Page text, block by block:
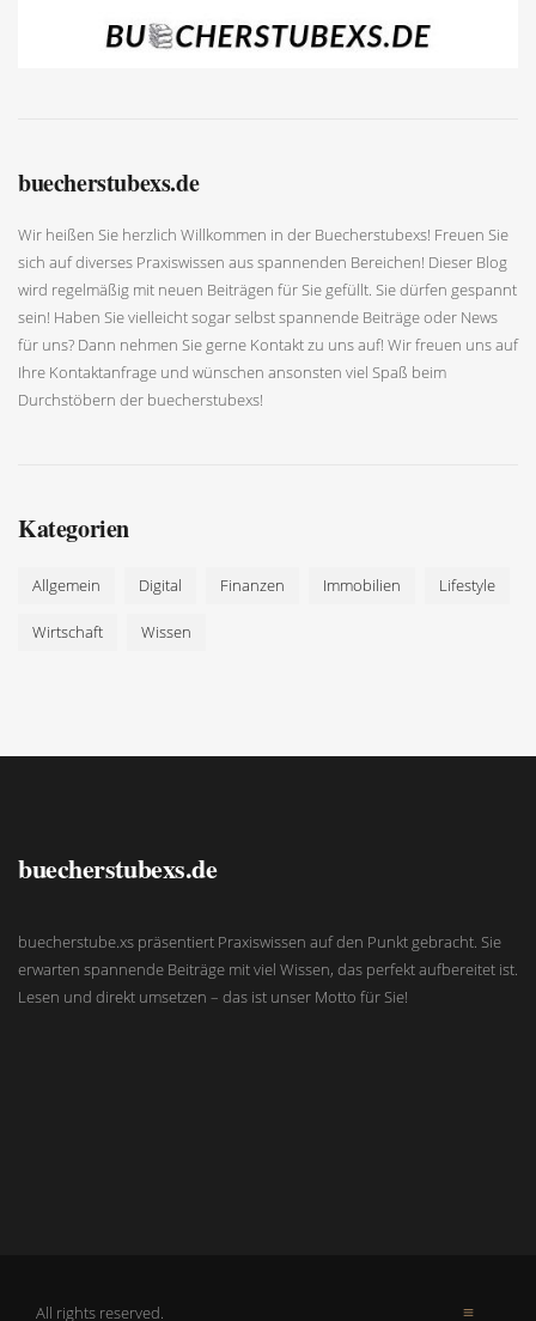
buecherstubexs.de
Wir heißen Sie herzlich Willkommen in der Buecherstubexs! Freuen Sie
sich auf diverses Praxiswissen aus spannenden Bereichen! Dieser Blog
wird regelmäßig mit neuen Beiträgen für Sie gefüllt. Sie dürfen gespannt
sein! Haben Sie vielleicht sogar selbst spannende Beiträge oder News
für uns? Dann nehmen Sie gerne Kontakt zu uns auf! Wir freuen uns auf
Ihre Kontaktanfrage und wünschen ansonsten viel Spaß beim
Durchstöbern der buecherstubexs!
Kategorien
Allgemein Digital Finanzen Immobilien Lifestyle
Wirtschaft Wissen
buecherstubexs.de
buecherstube.xs präsentiert Praxiswissen auf den Punkt gebracht. Sie
erwarten spannende Beiträge mit viel Wissen, das perfekt aufbereitet ist.
Lesen und direkt umsetzen – das ist unser Motto für Sie!
All rights reserved.